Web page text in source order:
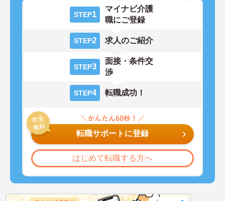
STEP1
マイナビ介護
職にご登録
STEP2 求人のご紹介
STEP3
面接・条件交
渉
STEP4 転職成功！
転職サポートに登録
はじめて転職する方へ